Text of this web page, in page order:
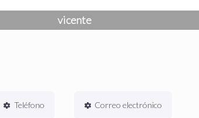
vicente
Teléfono Correo electrónico